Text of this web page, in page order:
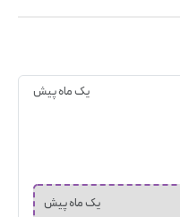
یک ماه پیش
یک ماه پیش